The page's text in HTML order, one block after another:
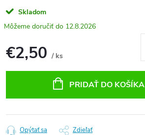
Skladom
12.8.2026
€2,50 / ks
PRIDAŤ DO KOŠÍKA
Opýtať sa Zdieľať